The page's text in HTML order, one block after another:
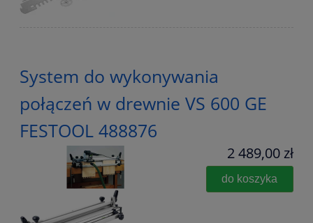
System do wykonywania
połączeń w drewnie VS 600 GE
FESTOOL 488876
2 489,00 zł
do koszyka